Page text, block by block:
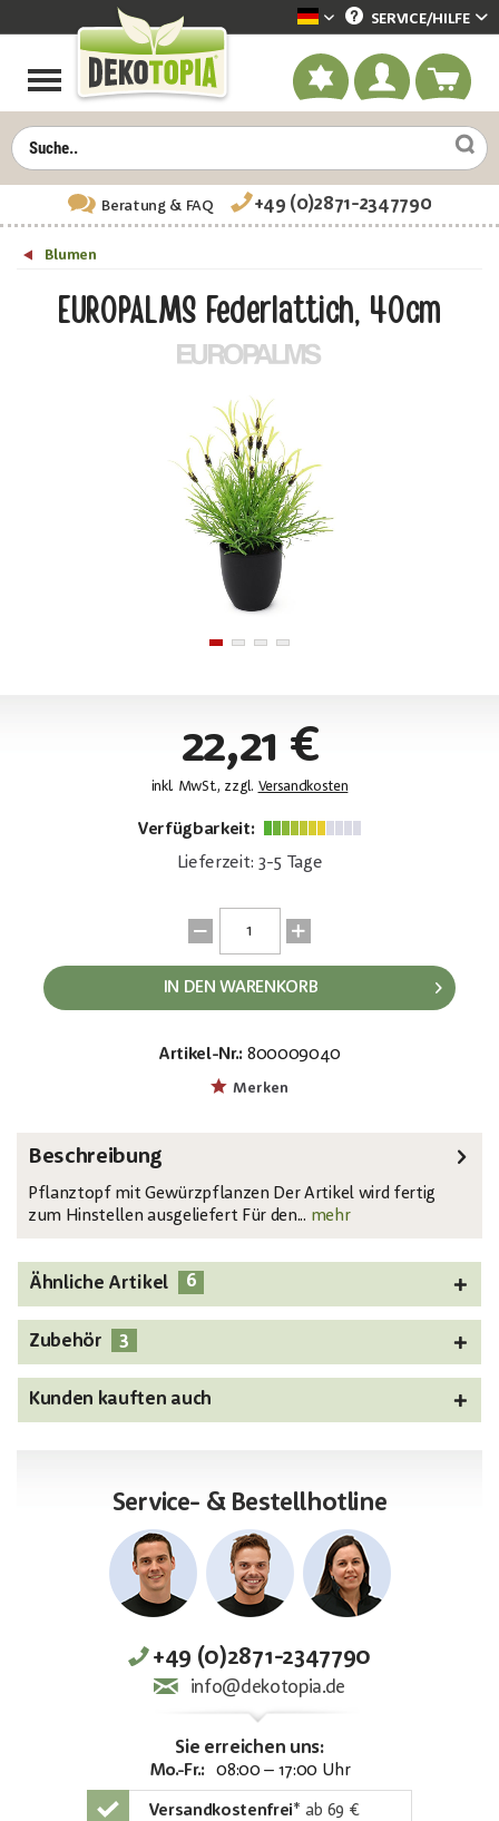
Dekotopia deutsch
SERVICE/HILFE
Beratung& FAQ +49 (0)2871-2347790
Blumen
EUROPALMS Federlattich, 40cm
22,21 €
inkl. MwSt., zzgl. Versandkosten
Verfügbarkeit:
Lieferzeit: 3-5 Tage
IN DEN WARENKORB
Artikel-Nr.: 800009040
Merken
Beschreibung
Pflanztopf mit Gewürzpflanzen Der Artikel wird fertig
zum Hinstellen ausgeliefert Für den... mehr
Ähnliche Artikel 6
Zubehör 3
Kunden kauften auch
Service- & Bestellhotline
+49 (0)2871-2347790
info@dekotopia.de
Sie erreichen uns:
Mo.-Fr.: 08:00 – 17:00 Uhr
Versandkostenfrei* ab 69 €